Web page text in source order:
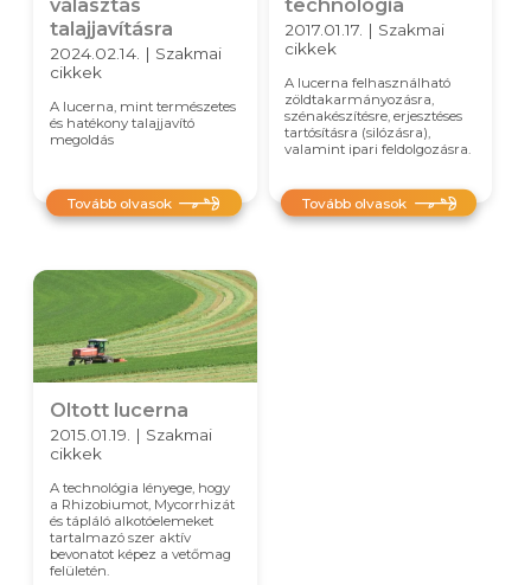
választás
talajjavításra
2024.02.14. | Szakmai
cikkek
A lucerna, mint természetes
és hatékony talajjavító
megoldás
Tovább olvasok
technológia
2017.01.17. | Szakmai
cikkek
A lucerna felhasználható
zöldtakarmányozásra,
szénakészítésre, erjesztéses
tartósításra (silózásra),
valamint ipari feldolgozásra.
Tovább olvasok
Oltott lucerna
2015.01.19. | Szakmai
cikkek
A technológia lényege, hogy
a Rhizobiumot, Mycorrhizát
és tápláló alkotóelemeket
tartalmazó szer aktív
bevonatot képez a vetőmag
felületén.